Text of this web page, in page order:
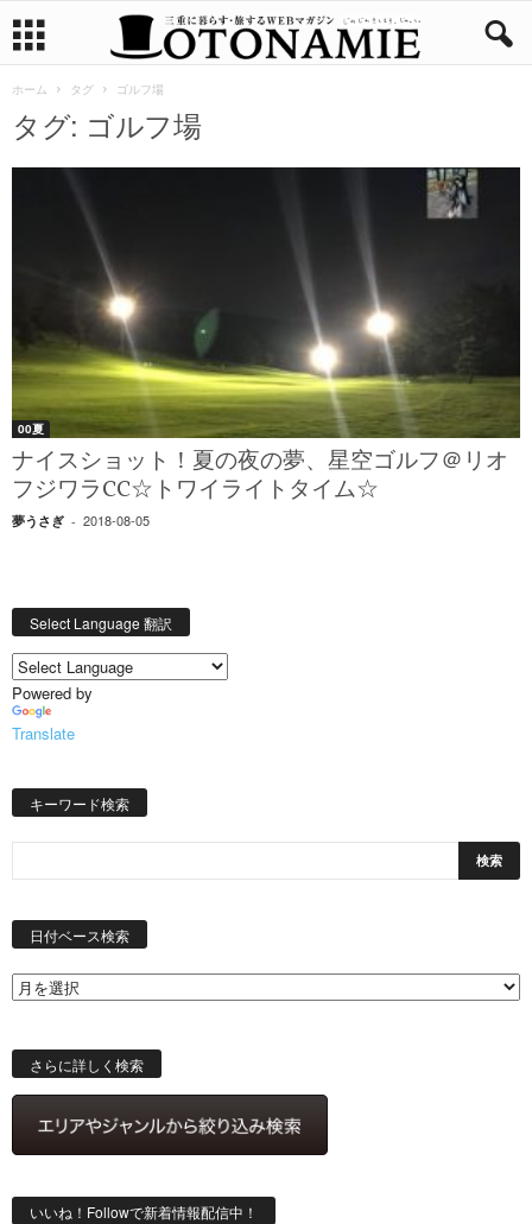
ホーム タグ ゴルフ場
タグ: ゴルフ場
00夏
ナイスショット！夏の夜の夢、星空ゴルフ＠リオ
フジワラCC☆トワイライトタイム☆
夢うさぎ - 2018-08-05
Select Language 翻訳
Powered by
Translate
キーワード検索
日付ベース検索
さらに詳しく検索
いいね！Followで新着情報配信中！